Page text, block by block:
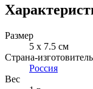
Размер
5 х 7.5 см
Страна-изготовитель
Россия
Вес